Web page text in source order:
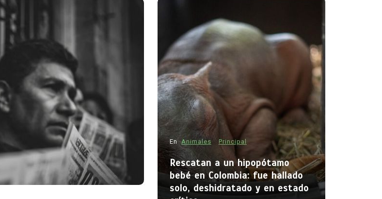
En
Emjay impulsa el ‘pop pesado’:
la cantante mexicana quiere
abrir camino a una nueva
En Animales Principal
Rescatan a un hipopótamo
bebé en Colombia: fue hallado
solo, deshidratado y en estado